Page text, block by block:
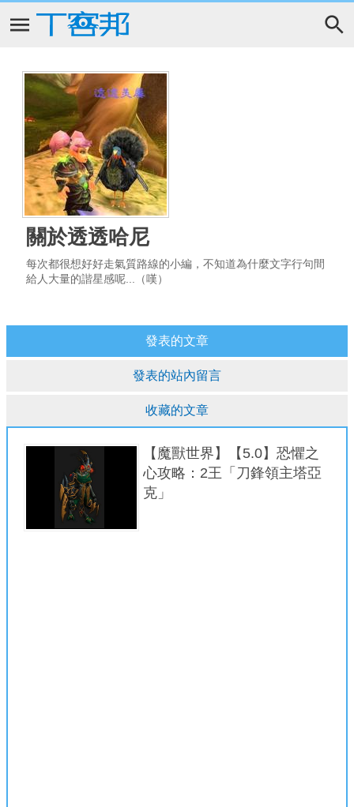
關於透透哈尼
每次都很想好好走氣質路線的小編，不知道為什麼文字行句間
給人大量的諧星感呢...（嘆）
發表的文章
發表的站內留言
收藏的文章
【魔獸世界】【5.0】恐懼之
心攻略：2王「刀鋒領主塔亞
克」